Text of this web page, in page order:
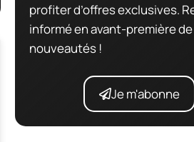
profiter d’offres exclusives.
informé en avant-première
nouveautés !
Je m'abonne